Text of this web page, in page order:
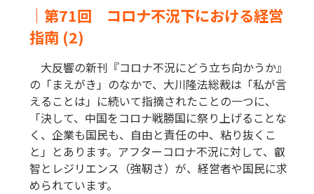
｜第71回 コロナ不況下における経営
指南 (2)
大反響の新刊『コロナ不況にどう立ち向かうか』
の「まえがき」のなかで、大川隆法総裁は「私が言
えることは」に続いて指摘されたことの一つに、
「決して、中国をコロナ戦勝国に祭り上げることな
く、企業も国民も、自由と責任の中、粘り抜くこ
と」とあります。アフターコロナ不況に対して、叡
智とレジリエンス（強靭さ）が、経営者や国民に求
められています。